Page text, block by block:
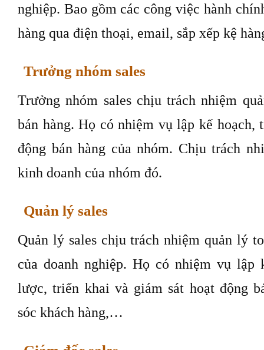
nghiệp. Bao gồm các công việc hành
hàng qua điện thoại, email, sắp xếp kệ
Trưởng nhóm sales
Trưởng nhóm sales chịu trách nhiệm
bán hàng. Họ có nhiệm vụ lập kế hoạch,
động bán hàng của nhóm. Chịu trách
kinh doanh của nhóm đó.
Quản lý sales
Quản lý sales chịu trách nhiệm quản lý
của doanh nghiệp. Họ có nhiệm vụ lập
lược, triển khai và giám sát hoạt động
sóc khách hàng,…